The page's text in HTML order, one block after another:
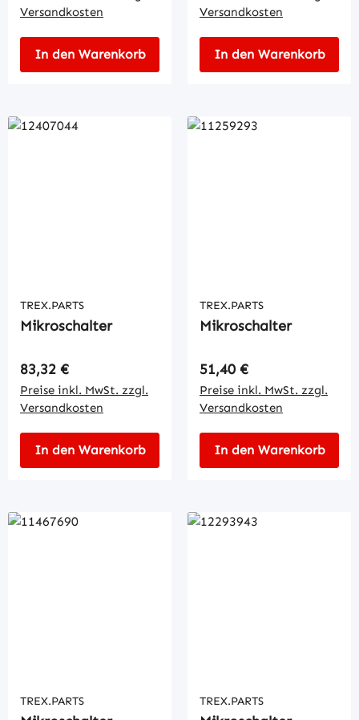
Versandkosten
In den Warenkorb
Versandkosten
In den Warenkorb
TREX.PARTS
Mikroschalter
Regulärer Preis:
83,32 €
Preise inkl. MwSt. zzgl.
Versandkosten
In den Warenkorb
TREX.PARTS
Mikroschalter
Regulärer Preis:
51,40 €
Preise inkl. MwSt. zzgl.
Versandkosten
In den Warenkorb
TREX.PARTS TREX.PARTS